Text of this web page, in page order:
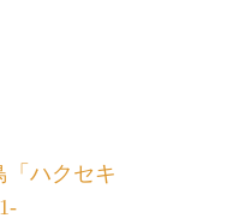
「ハクセキ